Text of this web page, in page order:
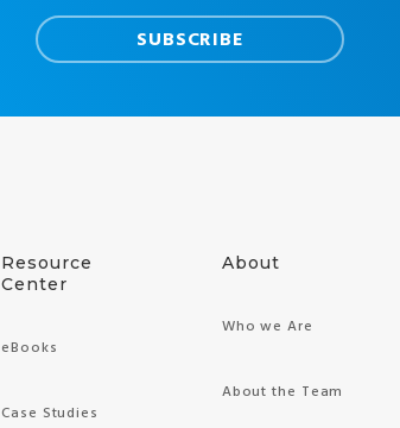
Resource
Center
eBooks
Case Studies
About
Who we Are
About the Team